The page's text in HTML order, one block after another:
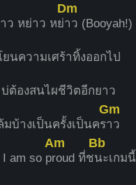
ว หย่าว หย่
Dm
าว (Booyah!)
ยนความเศร้าทิ้งออกไป
บ่ต้องสนไผชีวิตอีกยาว
มบ้างเป็นครั้งเป็นคร
Gm
าว
I am so p
Am
roud ที่ช
Bb
นะเกมนี้